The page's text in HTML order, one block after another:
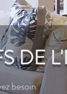
DE
besoin